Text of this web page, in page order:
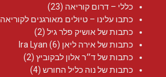
כללי – דרום קוריאה (23)
כתבו עלינו – טיולים מאורגנים לקוריאה
כתבות של אושיק פלר גיל (2)
כתבות של אירה ליאן Ira Lyan (6)
כתבות של ד״ר אלון לבקוביץ (2)
כתבות של נוה כליל החורש (4)